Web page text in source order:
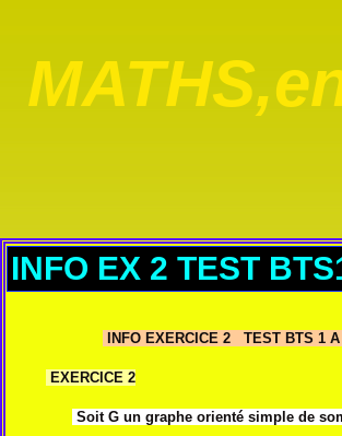
INFO EX 2 TEST
INFO EXERCICE 2 TEST BTS 1
EXERCICE 2
Soit G un graphe orienté simple de